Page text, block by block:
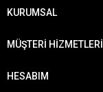
KURUMSAL
MÜŞTERİ HİZMETLERİ
HESABIM